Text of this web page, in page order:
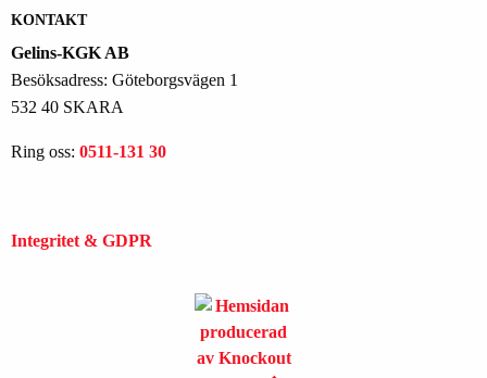
KONTAKT
Gelins-KGK AB
Besöksadress: Göteborgsvägen 1
532 40 SKARA
Ring oss: 0511-131 30
Integritet & GDPR